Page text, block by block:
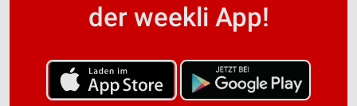
der weekli App!